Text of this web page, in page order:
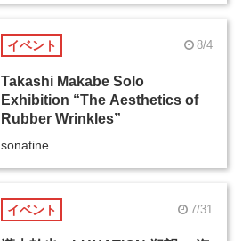
イベント 8/4
Takashi Makabe Solo
Exhibition “The Aesthetics of
Rubber Wrinkles”
sonatine
イベント 7/31